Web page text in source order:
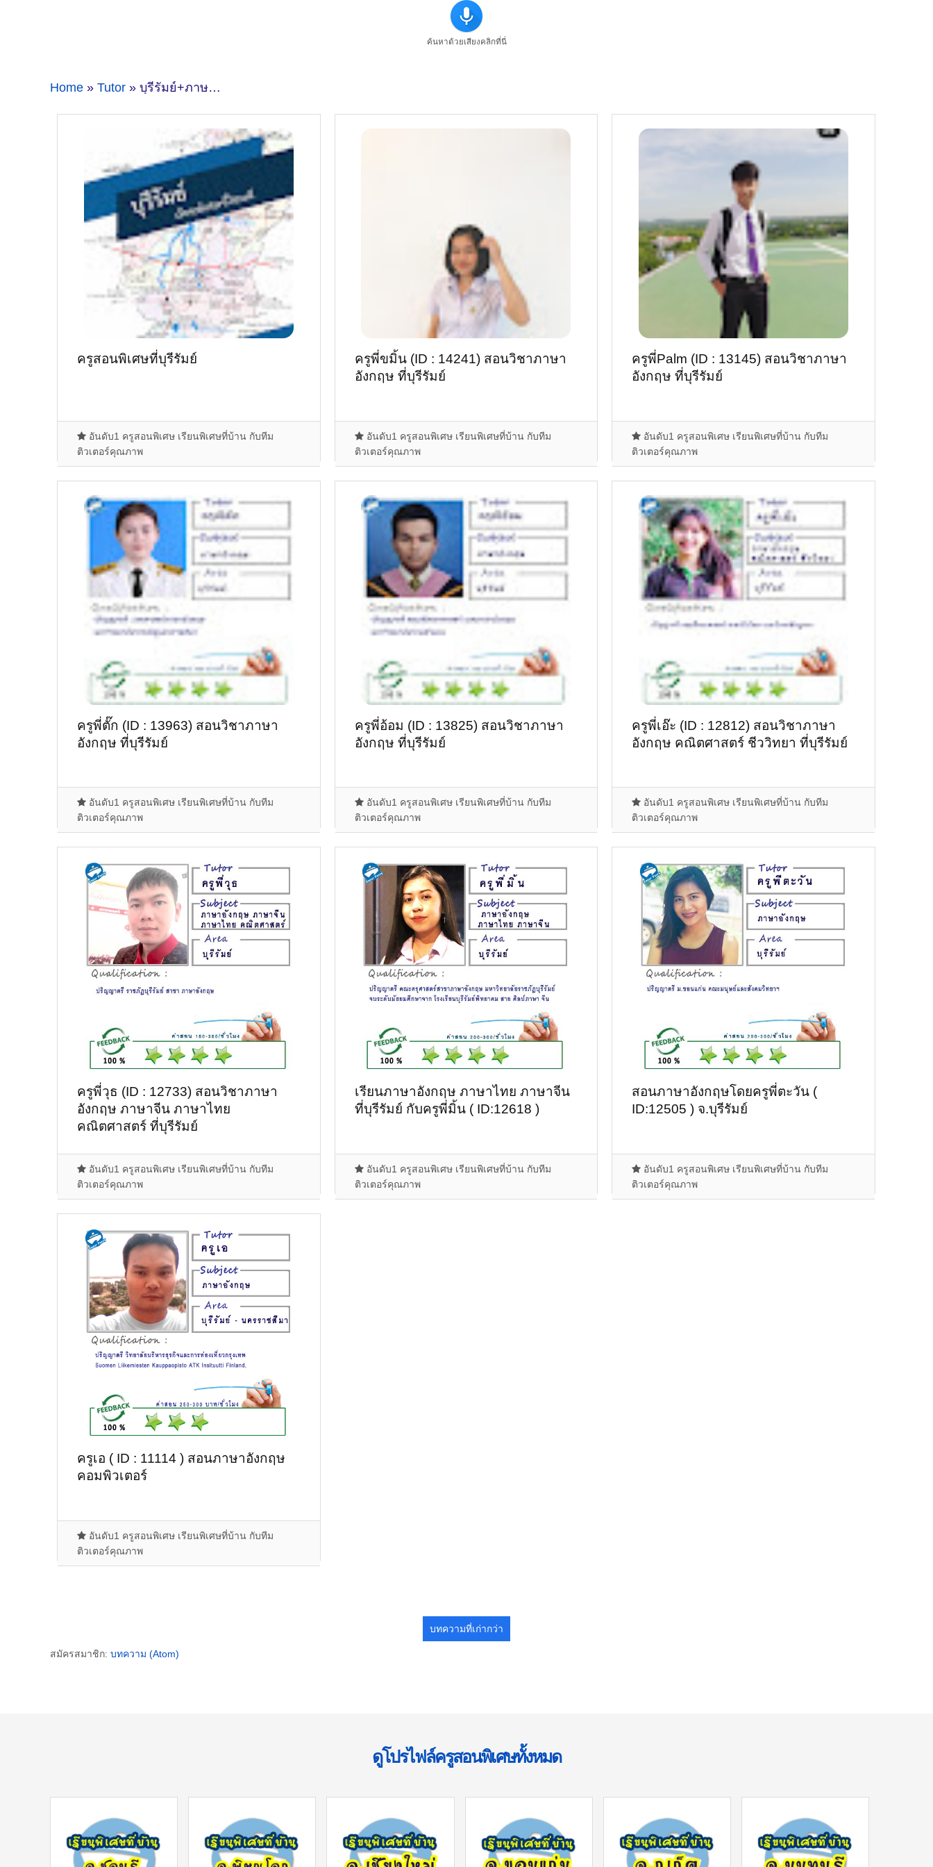
ค้นหาด้วยเสียงคลิกที่นี่
Home » Tutor » บุรีรัมย์+ภาษาอังกฤษ
ครูสอนพิเศษที่บุรีรัมย์
อันดับ1 ครูสอนพิเศษ เรียนพิเศษที่บ้าน กับทีม
ติวเตอร์คุณภาพ
ครูพี่ขมิ้น (ID : 14241) สอนวิชาภาษา
อังกฤษ ที่บุรีรัมย์
อันดับ1 ครูสอนพิเศษ เรียนพิเศษที่บ้าน กับทีม
ติวเตอร์คุณภาพ
ครูพี่Palm (ID : 13145) สอนวิชาภาษา
อังกฤษ ที่บุรีรัมย์
อันดับ1 ครูสอนพิเศษ เรียนพิเศษที่บ้าน กับทีม
ติวเตอร์คุณภาพ
ครูพี่ตั๊ก (ID : 13963) สอนวิชาภาษา
อังกฤษ ที่บุรีรัมย์
อันดับ1 ครูสอนพิเศษ เรียนพิเศษที่บ้าน กับทีม
ติวเตอร์คุณภาพ
ครูพี่อ้อม (ID : 13825) สอนวิชาภาษา
อังกฤษ ที่บุรีรัมย์
อันดับ1 ครูสอนพิเศษ เรียนพิเศษที่บ้าน กับทีม
ติวเตอร์คุณภาพ
ครูพี่เอ๊ะ (ID : 12812) สอนวิชาภาษา
อังกฤษ คณิตศาสตร์ ชีววิทยา ที่บุรีรัมย์
อันดับ1 ครูสอนพิเศษ เรียนพิเศษที่บ้าน กับทีม
ติวเตอร์คุณภาพ
ครูพี่วุธ (ID : 12733) สอนวิชาภาษา
อังกฤษ ภาษาจีน ภาษาไทย
คณิตศาสตร์ ที่บุรีรัมย์
อันดับ1 ครูสอนพิเศษ เรียนพิเศษที่บ้าน กับทีม
ติวเตอร์คุณภาพ
เรียนภาษาอังกฤษ ภาษาไทย ภาษาจีน
ที่บุรีรัมย์ กับครูพี่มิ้น ( ID:12618 )
อันดับ1 ครูสอนพิเศษ เรียนพิเศษที่บ้าน กับทีม
ติวเตอร์คุณภาพ
สอนภาษาอังกฤษโดยครูพี่ตะวัน (
ID:12505 ) จ.บุรีรัมย์
อันดับ1 ครูสอนพิเศษ เรียนพิเศษที่บ้าน กับทีม
ติวเตอร์คุณภาพ
ครูเอ ( ID : 11114 ) สอนภาษาอังกฤษ
คอมพิวเตอร์
อันดับ1 ครูสอนพิเศษ เรียนพิเศษที่บ้าน กับทีม
ติวเตอร์คุณภาพ
บทความที่เก่ากว่า
สมัครสมาชิก: บทความ (Atom)
ดูโปรไฟล์ครูสอนพิเศษทั้งหมด